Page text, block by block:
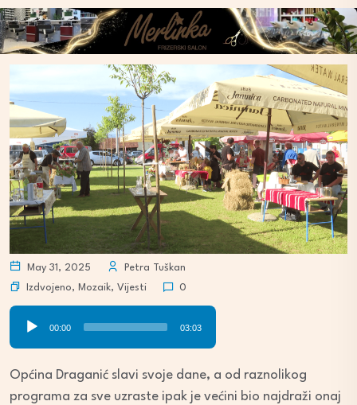
May 31, 2025
Petra Tuškan
Izdvojeno, Mozaik, Vijesti 0
00:00 03:03
Općina Draganić slavi svoje dane, a od raznolikog
programa za sve uzraste ipak je većini bio najdraži onaj